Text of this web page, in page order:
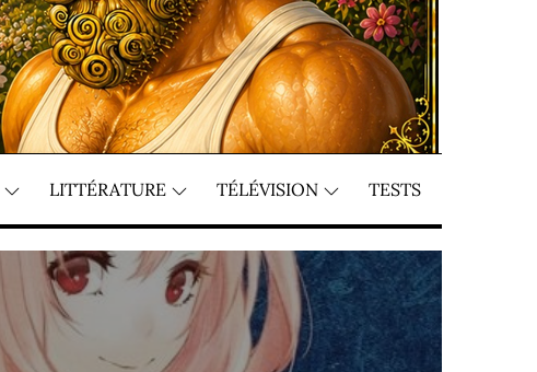
LITTÉRATURE TÉLÉVISION TESTS